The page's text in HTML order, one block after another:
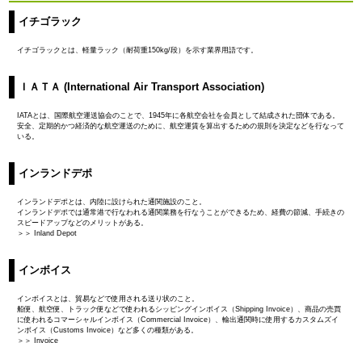
イチゴラック
イチゴラックとは、軽量ラック（耐荷重150kg/段）を示す業界用語です。
ＩＡＴＡ (International Air Transport Association)
IATAとは、国際航空運送協会のことで、1945年に各航空会社を会員として結成された団体である。
安全、定期的かつ経済的な航空運送のために、航空運賃を算出するための規則を決定などを行なって
いる。
インランドデポ
インランドデポとは、内陸に設けられた通関施設のこと。
インランドデポでは通常港で行なわれる通関業務を行なうことができるため、経費の節減、手続きの
スピードアップなどのメリットがある。
＞＞ Inland Depot
インボイス
インボイスとは、貿易などで使用される送り状のこと。
船便、航空便、トラック便などで使われるシッピングインボイス（Shipping Invoice）、商品の売買
に使われるコマーシャルインボイス（Commercial Invoice）、輸出通関時に使用するカスタムズイ
ンボイス（Customs Invoice）など多くの種類がある。
＞＞ Invoice